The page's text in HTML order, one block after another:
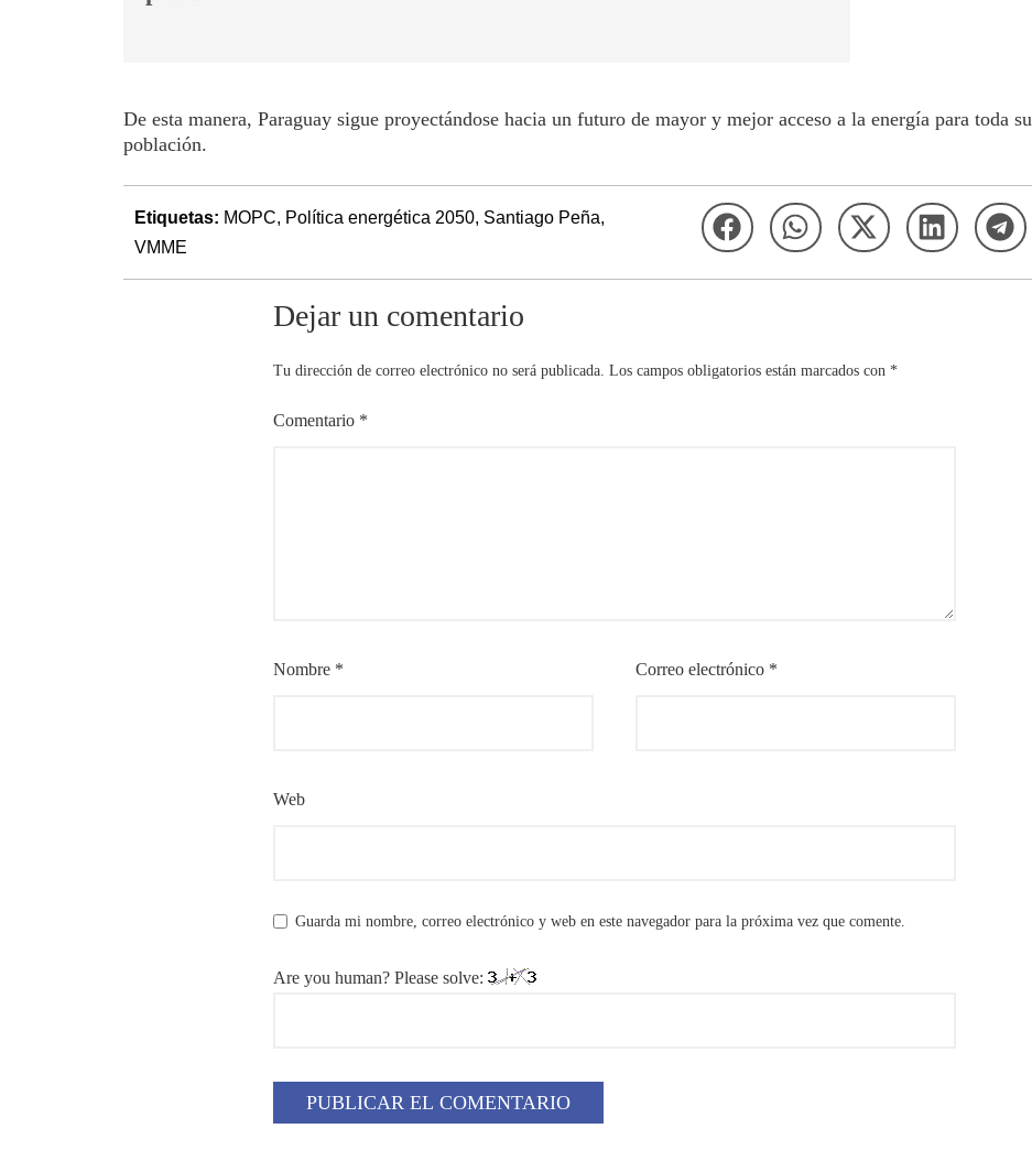
De esta manera, Paraguay sigue proyectándose hacia un futuro de mayor y mejor acceso a la energía para toda su
población.
Etiquetas: MOPC, Política energética 2050, Santiago Peña,
VMME
Dejar un comentario
Tu dirección de correo electrónico no será publicada. Los campos obligatorios están marcados con *
Comentario *
Nombre * Correo electrónico *
Web
Guarda mi nombre, correo electrónico y web en este navegador para la próxima vez que comente.
Are you human? Please solve: